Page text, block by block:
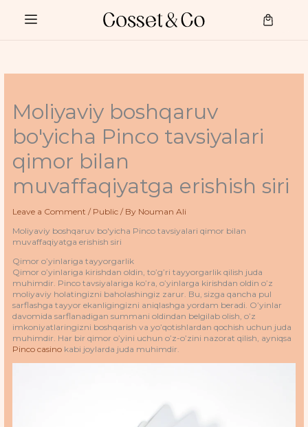
content
Cart
Moliyaviy boshqaruv
bo'yicha Pinco tavsiyalari
qimor bilan
muvaffaqiyatga erishish siri
Leave a Comment / Public / By Nouman Ali
Moliyaviy boshqaruv bo'yicha Pinco tavsiyalari qimor bilan
muvaffaqiyatga erishish siri
Qimor o’yinlariga tayyorgarlik
Qimor o’yinlariga kirishdan oldin, to’g’ri tayyorgarlik qilish juda
muhimdir. Pinco tavsiyalariga ko’ra, o’yinlarga kirishdan oldin o’z
moliyaviy holatingizni baholashingiz zarur. Bu, sizga qancha pul
sarflashga tayyor ekanligingizni aniqlashga yordam beradi. O’yinlar
davomida sarflanadigan summani oldindan belgilab olish, o’z
imkoniyatlaringizni boshqarish va yo’qotishlardan qochish uchun juda
muhimdir. Har bir qimor o’yini uchun o’z-o’zini nazorat qilish, ayniqsa
Pinco casino kabi joylarda juda muhimdir.